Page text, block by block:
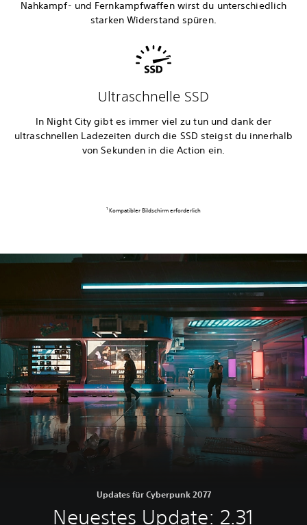
Nahkampf- und Fernkampfwaffen wirst du unterschiedlich
starken Widerstand spüren.
Ultraschnelle SSD
In Night City gibt es immer viel zu tun und dank der
ultraschnellen Ladezeiten durch die SSD steigst du innerhalb
von Sekunden in die Action ein.
1 Kompatibler Bildschirm erforderlich
Updates für Cyberpunk 2077
Neuestes Update: 2.31